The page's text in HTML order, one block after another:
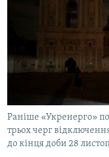
КИТАЙ.ВИКЛИКИ
ФОТО
СПЕЦПРОЄКТИ
ПОДКАСТИ
КРИМ РЕАЛІЇ
РУС
Раніше «Укренерго»
трьох черг
до кінця доби 28